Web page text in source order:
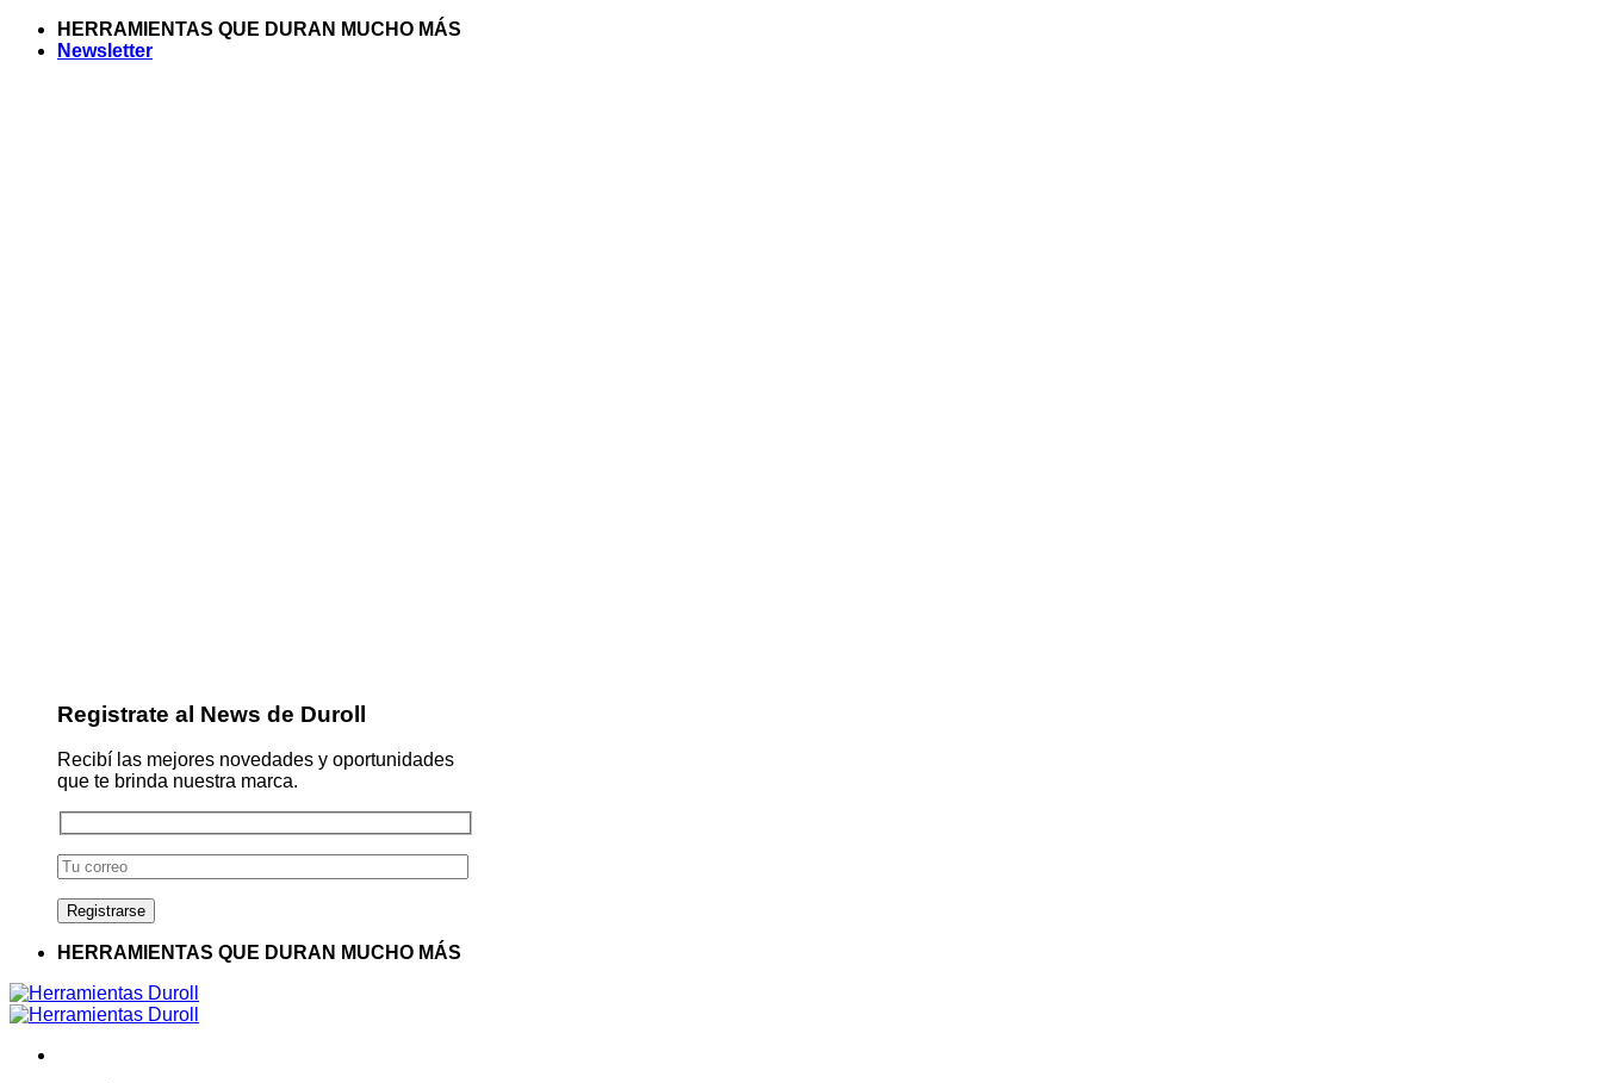
Saltar
HERRAMIENTAS QUE DURAN MUCHO MÁS
Newsletter
Registrate al News de Duroll
Recibí las mejores novedades y oportunidades
que te brinda nuestra marca.
HERRAMIENTAS QUE DURAN MUCHO MÁS